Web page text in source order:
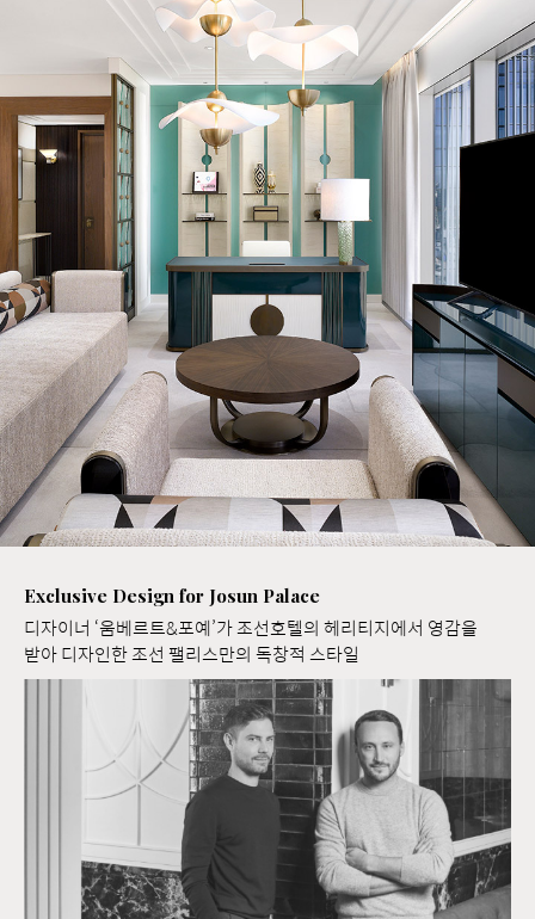
Exclusive Design for Josun Palace
디자이너 ‘움베르트&포예’가 조선호텔의 헤리티지에서 영감을
받아 디자인한 조선 팰리스만의 독창적 스타일